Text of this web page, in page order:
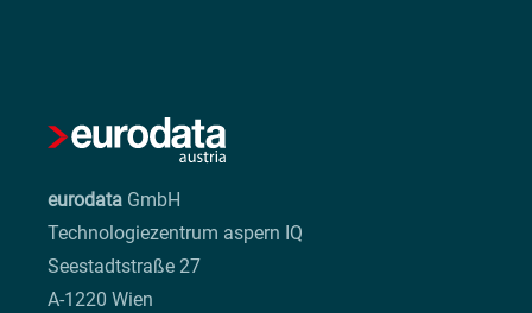
eurodata GmbH
Technologiezentrum aspern IQ
Seestadtstraße 27
A-1220 Wien